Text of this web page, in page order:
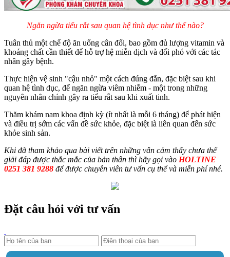
Ngăn ngừa tiểu rắt sau quan hệ tình dục như thế nào?
Tuân thủ một chế độ ăn uống cân đối, bao gồm đủ lượng vitamin và
khoáng chất cần thiết để hỗ trợ hệ miễn dịch và đối phó với các tác
nhân gây bệnh.
Thực hiện vệ sinh "cậu nhỏ" một cách đúng đắn, đặc biệt sau khi
quan hệ tình dục, để ngăn ngừa viêm nhiễm - một trong những
nguyên nhân chính gây ra tiểu rắt sau khi xuất tinh.
Thăm khám nam khoa định kỳ (ít nhất là mỗi 6 tháng) để phát hiện
và điều trị sớm các vấn đề sức khỏe, đặc biệt là liên quan đến sức
khỏe sinh sản.
Khi đã tham khảo qua bài viết trên những vẫn cảm thấy chưa thể
giải đáp được thắc mắc của bản thân thì hãy gọi vào HOLTINE
0251 381 9288 để được chuyên viên tư vấn cụ thể và miễn phí nhé.
Đặt câu hỏi với tư vấn